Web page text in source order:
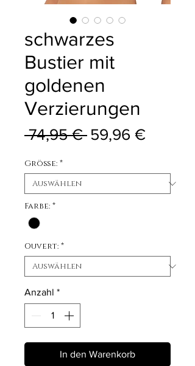
schwarzes
Bustier mit
goldenen
Verzierungen
74,95 € Standardpreis
59,96 €Sale-
Größe: *
Farbe: *
Ouvert: *
Anzahl *
In den Warenkorb